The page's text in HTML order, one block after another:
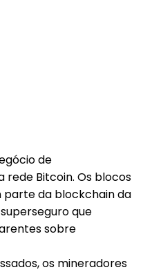
de
Bitcoin. Os blocos
parte da blockchain da
que
sobre
os mineradores